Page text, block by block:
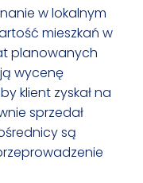
w lokalnym
mieszkań w
planowanych
wycenę
klient zyskał na
sprzedał
są